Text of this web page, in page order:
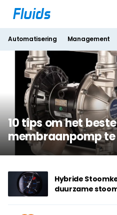
Automatisering Management
10 tips om het
membraanpomp
Hybride
duurzame